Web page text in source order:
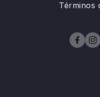
Términos